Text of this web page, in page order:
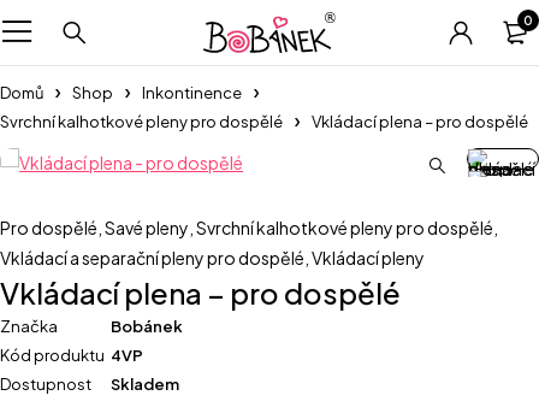
0
Domů Shop
Inkontinence
Svrchní kalhotkové pleny pro dospělé
Vkládací plena – pro dospělé
Pro dospělé Savé pleny Svrchní kalhotkové pleny pro dospělé
Vkládací a separační pleny pro dospělé Vkládací pleny
Vkládací plena – pro dospělé
Značka
Bobánek
Kód produktu 4VP
Dostupnost
Skladem